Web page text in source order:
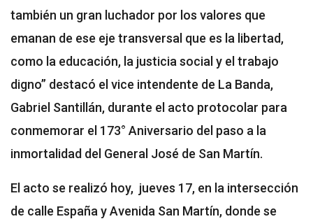
también un gran luchador por los valores que
emanan de ese eje transversal que es la libertad,
como la educación, la justicia social y el trabajo
digno” destacó el vice intendente de La Banda,
Gabriel Santillán, durante el acto protocolar para
conmemorar el 173° Aniversario del paso a la
inmortalidad del General José de San Martín.
El acto se realizó hoy, jueves 17, en la intersección
de calle España y Avenida San Martín, donde se